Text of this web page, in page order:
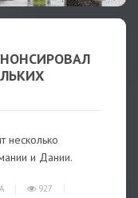
несколько
и Дании.
927